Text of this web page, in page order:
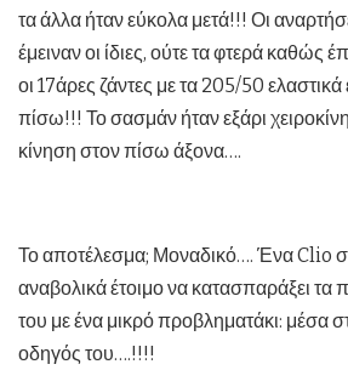
τα άλλα ήταν εύκολα μετά!!! Οι
έμειναν οι ίδιες, ούτε τα φτερά καθώς
οι 17άρες ζάντες με τα 205/50
πίσω!!! Το σασμάν ήταν εξάρι
κίνηση στον πίσω άξονα….
Το αποτέλεσμα; Μοναδικό…. Ένα Clio
αναβολικά έτοιμο να κατασπαράξει
του με ένα μικρό προβληματάκι: μέσα
οδηγός του….!!!!